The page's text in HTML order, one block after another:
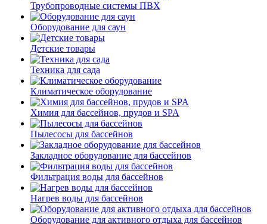
Трубопроводные системы ПВХ
Оборудование для саун
Детские товары
Техника для сада
Климатическое оборудование
Химия для бассейнов, прудов и SPA
Пылесосы для бассейнов
Закладное оборудование для бассейнов
Фильтрация воды для бассейнов
Нагрев воды для бассейнов
Оборудование для активного отдыха для бассейнов